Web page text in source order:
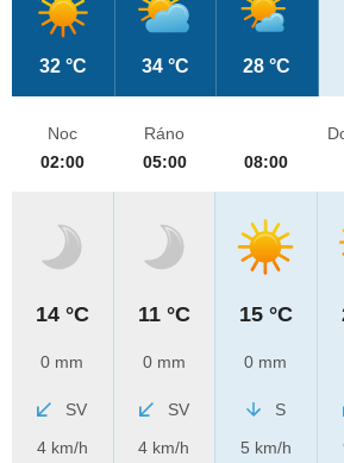
32 °C 34 °C 28 °C
Noc
02:00
14 °C
0 mm
SV
4 km/h
Ráno
05:00
11 °C
0 mm
SV
4 km/h
08:00
15 °C
0 mm
S
5 km/h